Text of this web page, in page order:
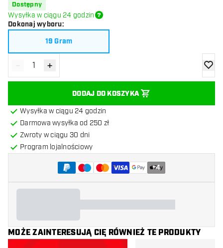
Dostępny
Wysyłka w ciągu 24 godzin
Dokonaj wyboru:
19 Gram
Zmniejsz ilość
- Zwiększ ilość
+
DODAJ DO KOSZYKA
Wysyłka w ciągu 24 godzin
Darmowa wysyłka od 250 zł
Zwroty w ciągu 30 dni
Program lojalnościowy
+4
MOŻE ZAINTERESUJĄ CIĘ RÓWNIEŻ TE PRODUKTY